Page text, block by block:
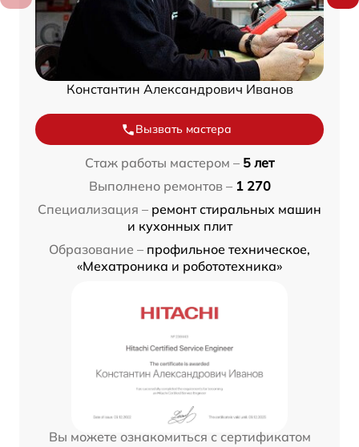
Константин Александрович Иванов
Вызвать мастера
Стаж работы мастером – 5 лет
Выполнено ремонтов – 1 270
Специализация – ремонт стиральных машин
и кухонных плит
Образование – профильное техническое,
«Мехатроника и робототехника»
Вы можете ознакомиться с сертификатом